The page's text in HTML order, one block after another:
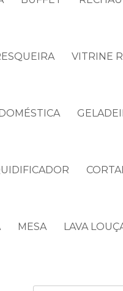
VITRINE
MESA LAVA